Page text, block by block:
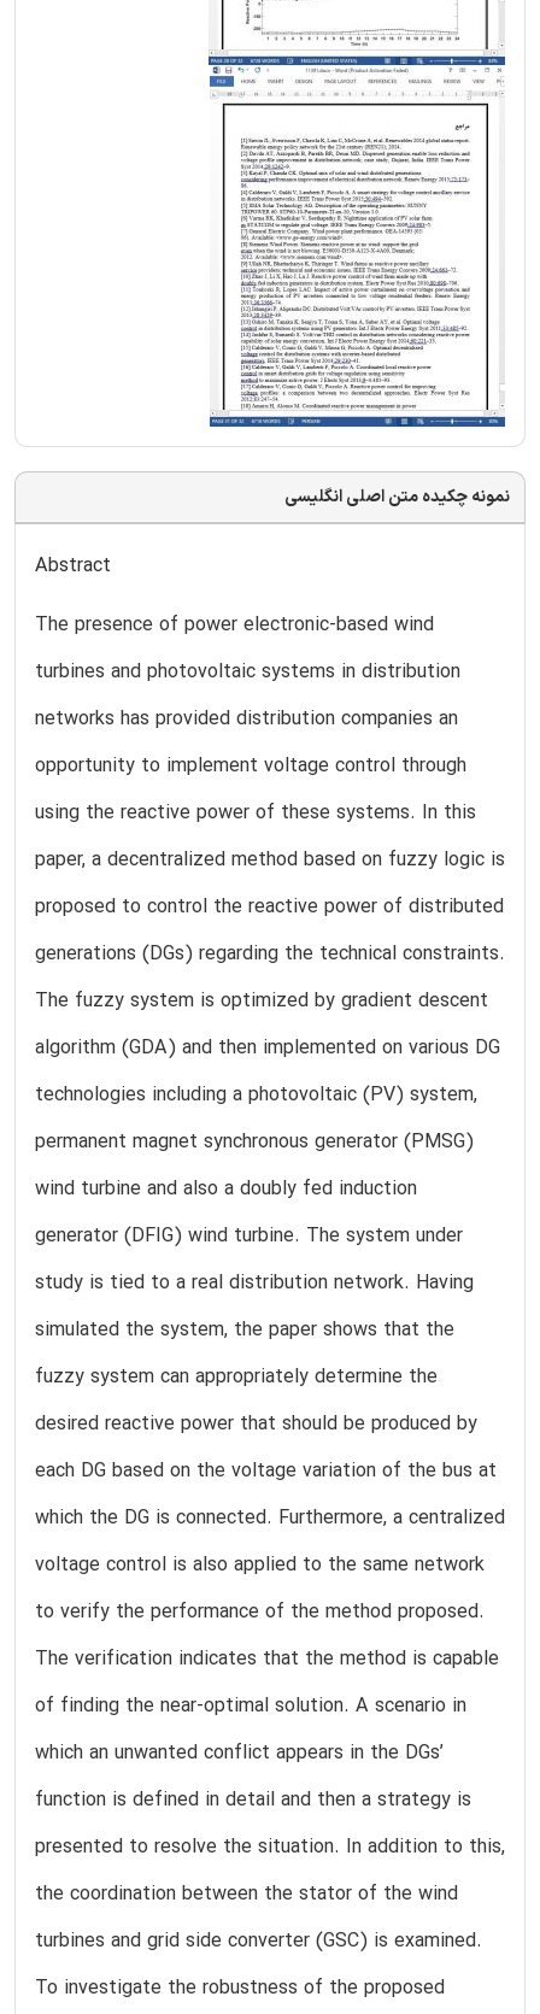
نمونه چکیده متن اصلی انگلیسی
Abstract
The presence of power electronic-based wind
turbines and photovoltaic systems in distribution
networks has provided distribution companies an
opportunity to implement voltage control through
using the reactive power of these systems. In this
paper, a decentralized method based on fuzzy logic is
proposed to control the reactive power of distributed
generations (DGs) regarding the technical constraints.
The fuzzy system is optimized by gradient descent
algorithm (GDA) and then implemented on various DG
technologies including a photovoltaic (PV) system,
permanent magnet synchronous generator (PMSG)
wind turbine and also a doubly fed induction
generator (DFIG) wind turbine. The system under
study is tied to a real distribution network. Having
simulated the system, the paper shows that the
fuzzy system can appropriately determine the
desired reactive power that should be produced by
each DG based on the voltage variation of the bus at
which the DG is connected. Furthermore, a centralized
voltage control is also applied to the same network
to verify the performance of the method proposed.
The verification indicates that the method is capable
of finding the near-optimal solution. A scenario in
which an unwanted conflict appears in the DGs’
function is defined in detail and then a strategy is
presented to resolve the situation. In addition to this,
the coordination between the stator of the wind
turbines and grid side converter (GSC) is examined.
To investigate the robustness of the proposed